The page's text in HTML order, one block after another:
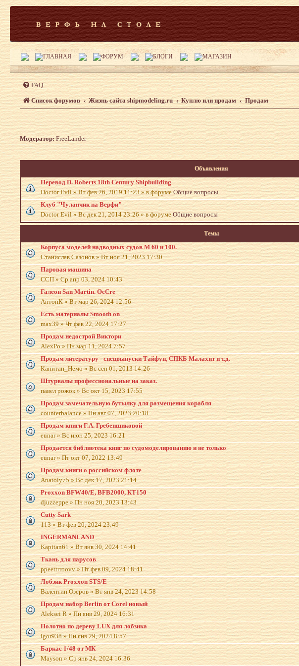
FAQ
Список форумов Жизнь сайта shipmodeling.ru Куплю или продам Продам
Модератор: FreeLander
Объявления
Перевод D. Roberts 18th Century Shipbuilding
Doctor Evil»Вт фев 26, 2019 11:23 » в форумеОбщие вопросы
Клуб "Чуланчик на Верфи"
Doctor Evil»Вс дек 21, 2014 23:26 » в форумеОбщие вопросы
Темы
Корпуса моделей надводных судов М 60 и 100.
Станислав Сазонов»Вт ноя 21, 2023 17:30
Паровая машина
ССП»Ср апр 03, 2024 10:43
Галеон San Martin. OcCre
АнтонК»Вт мар 26, 2024 12:56
Есть материалы Smooth on
max39»Чт фев 22, 2024 17:27
Продам недострой Виктори
AlexPo»Пн мар 11, 2024 7:57
Продам литературу - спецвыпуски Тайфун, СПКБ Малахит и т.д.
Капитан_Немо»Вс сен 01, 2013 14:26
Штурвалы профессиональные на заказ.
павел рожок»Вс окт 15, 2023 17:55
Продам замечательную бутылку для размещения корабля
counterbalance»Пн авг 07, 2023 20:18
Продам книги Г.А. Гребенщиковой
eunar»Вс июн 25, 2023 16:21
Продается библиотека книг по судомоделированию и не только
eunar»Пт окт 07, 2022 13:49
Продам книги о российском флоте
Anatoly75»Вс дек 17, 2023 21:14
Proxxon BFW40/Е, BFB2000, КТ150
djuzzeppe»Пн ноя 20, 2023 13:43
Cutty Sark
113»Вт фев 20, 2024 23:49
INGERMANLAND
Kapitan61»Вт янв 30, 2024 14:41
Ткань для парусов
ppeettrroovv»Пт фев 09, 2024 18:41
Лобзик Proxxon STS/E
Валентин Озеров»Вт янв 24, 2023 14:58
Продам набор Berlin от Corel новый
Aleksei R»Пн янв 29, 2024 16:31
Полотно по дереву LUX для лобзика
igor938»Пн янв 29, 2024 8:57
Баркас 1/48 от МК
Mayson»Ср янв 24, 2024 16:36